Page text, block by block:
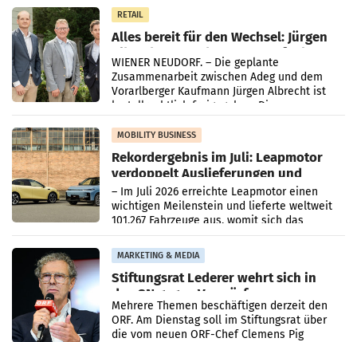
RETAIL
Alles bereit für den Wechsel: Jürgen
Albrecht setzt ab 1.1.2027 auf Adeg
WIENER NEUDORF. – Die geplante
Zusammenarbeit zwischen Adeg und dem
Vorarlberger Kaufmann Jürgen Albrecht ist
kartellrechtlich freigegeben: Die
Bundeswettbewerbsbehörde und der
Bundeskartellanwalt
MOBILITY BUSINESS
Rekordergebnis im Juli: Leapmotor
verdoppelt Auslieferungen und
überschreitet die 100.000er-Marke
– Im Juli 2026 erreichte Leapmotor einen
wichtigen Meilenstein und lieferte weltweit
101.267 Fahrzeuge aus, womit sich das
Ergebnis gegenüber Juli 2025 mehr als
verdoppelte (+102
MARKETING & MEDIA
Stiftungsrat Lederer wehrt sich in
den SN gegen Vorwürfe
Mehrere Themen beschäftigen derzeit den
ORF. Am Dienstag soll im Stiftungsrat über
die vom neuen ORF-Chef Clemens Pig